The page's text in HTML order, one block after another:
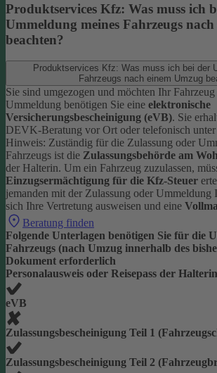
Produktservices Kfz: Was muss ich
Ummeldung meines Fahrzeugs
beachten?
Produktservices Kfz: Was muss ich bei der
Fahrzeugs nach einem Umzug
Sie sind umgezogen und möchten Ihr
Ummeldung benötigen Sie eine elektronische
Versicherungsbescheinigung (eVB). Sie
DEVK-Beratung vor Ort oder telefonisch unter
Hinweis: Zuständig für die Zulassung oder
Fahrzeugs ist die Zulassungsbehörde am
der Halterin. Um ein Fahrzeug zuzulassen,
Einzugsermächtigung für die Kfz-Steuer
jemanden mit der Zulassung oder Ummeldung
sich Ihre Vertretung ausweisen und eine
Beratung finden
Folgende Unterlagen benötigen Sie für die
Fahrzeugs (nach Umzug innerhalb des
Dokument erforderlich
Personalausweis oder Reisepass der
eVB
Zulassungsbescheinigung Teil 1
Zulassungsbescheinigung Teil 2